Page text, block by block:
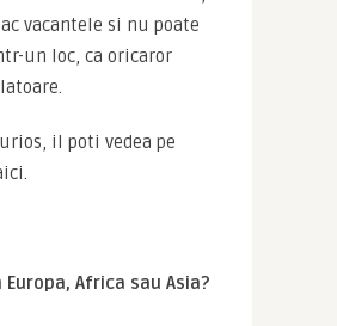
vacantele si nu poate
un loc, ca oricaror
il poti vedea pe
Africa sau Asia?